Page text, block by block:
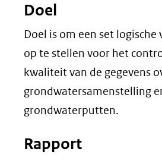
Doel
Doel is om een set
op te stellen voor het
kwaliteit van de gegevens
grondwatersamenstelling
grondwaterputten.
Rapport